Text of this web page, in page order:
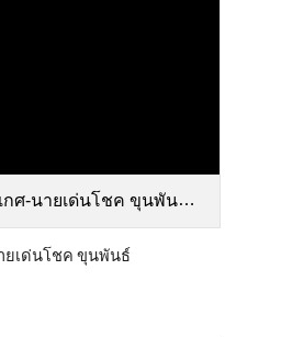
ศ-นายเด่นโชค ขุนพันธ์.pdf
ยเด่นโชค ขุนพันธ์